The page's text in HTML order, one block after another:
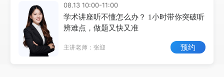
08.13 10:00-11:00
学术讲座听不懂怎么办？ 1小时带你突破听
辨难点，做题又快又准
主讲老师：张迎 预约